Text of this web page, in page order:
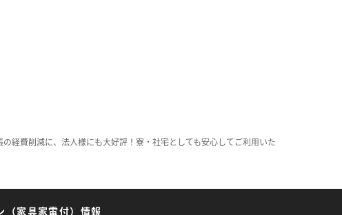
経費削減に、法人様にも大好評！寮・社宅としても安心してご利用いた
（家具家電付）情報